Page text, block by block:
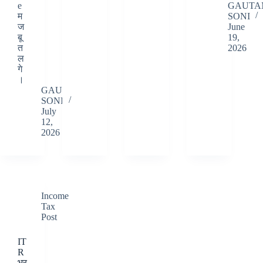
e
म
ज
बू
त
ल
गे
।
GAUTAM
SONI
July
12,
2026
SONI
June
19,
2026
Income
Tax
Post
IT
R